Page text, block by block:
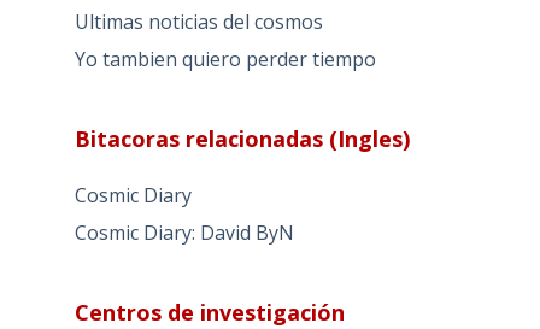
Ultimas noticias del cosmos
Yo tambien quiero perder tiempo
Bitacoras relacionadas (Ingles)
Cosmic Diary
Cosmic Diary: David ByN
Centros de investigación